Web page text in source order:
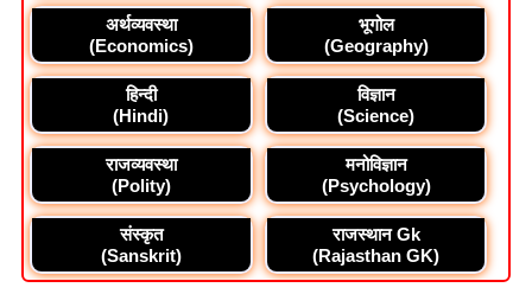
अर्थव्यवस्था
(Economics)
भूगोल
(Geography)
हिन्दी
(Hindi)
विज्ञान
(Science)
राजव्यवस्था
(Polity)
मनोविज्ञान
(Psychology)
संस्कृत
(Sanskrit)
राजस्थान Gk
(Rajasthan GK)